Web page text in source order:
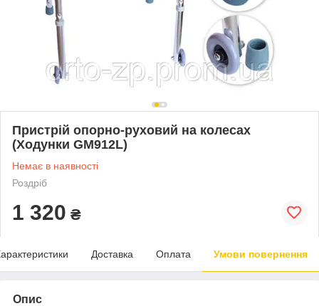
Пристрій опорно-руховий на колесах
(Ходунки GM912L)
Немає в наявності
Роздріб
1 320 ₴
Доставка Оплата Умови повернення
Опис